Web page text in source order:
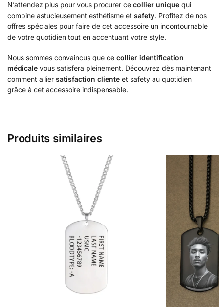
N’attendez plus pour vous procurer ce collier unique qui
combine astucieusement esthétisme et safety. Profitez de nos
offres spéciales pour faire de cet accessoire un incontournable
de votre quotidien tout en accentuant votre style.
Nous sommes convaincus que ce collier identification
médicale vous satisfera pleinement. Découvrez dès maintenant
comment allier satisfaction cliente et safety au quotidien
grâce à cet accessoire indispensable.
Produits similaires